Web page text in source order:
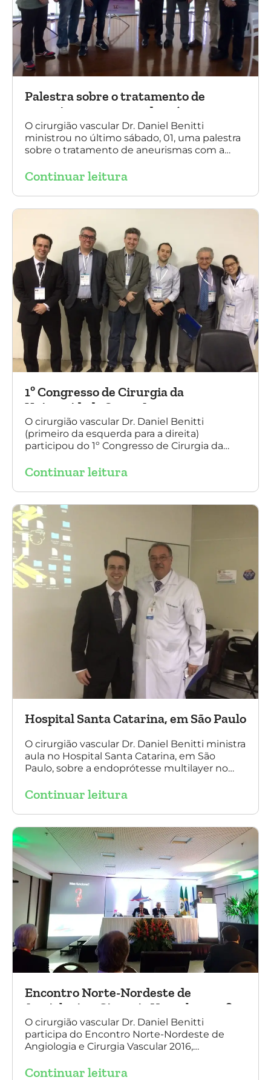
Palestra sobre o tratamento de
aneurismas com a endoprótese
multilayer, em Porto Alegre
O cirurgião vascular Dr. Daniel Benitti
ministrou no último sábado, 01, uma palestra
sobre o tratamento de aneurismas com a
foto, Dr. Daniel Benitti (ao centro) com os
Angiologia e Cirurgia Vascular do Rio Grande
do Sul.
Continuar leitura
1º Congresso de Cirurgia da
Universidade Santo Amaro
O cirurgião vascular Dr. Daniel Benitti
(primeiro da esquerda para a direita)
participou do 1º Congresso de Cirurgia da
de cirurgia endovascular. O evento também
Amato e do Dr. Adnam Neser.
Continuar leitura
Hospital Santa Catarina, em São Paulo
O cirurgião vascular Dr. Daniel Benitti ministra
aula no Hospital Santa Catarina, em São
Paulo, sobre a endoprótesse multilayer no
experiência nacional e mundial com esta
Daniel Benitti e à direita Dr. Carlos Alberto
Fernandes Costa)
Continuar leitura
Encontro Norte-Nordeste de
Angiologia e Cirurgia Vascular 2016
O cirurgião vascular Dr. Daniel Benitti
participa do Encontro Norte-Nordeste de
Angiologia e Cirurgia Vascular 2016,
aneurisma da Aorta.
Continuar leitura